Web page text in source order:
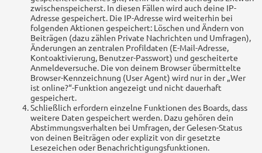
zwischenspeicherst. In diesen Fällen wird auch deine IP-
Adresse gespeichert. Die IP-Adresse wird weiterhin bei
folgenden Aktionen gespeichert: Löschen und Ändern von
Beiträgen (dazu zählen Private Nachrichten und Umfragen),
Änderungen an zentralen Profildaten (E-Mail-Adresse,
Kontoaktivierung, Benutzer-Passwort) und gescheiterte
Anmeldeversuche. Die von deinem Browser übermittelte
Browser-Kennzeichnung (User Agent) wird nur in der „Wer
ist online?“-Funktion angezeigt und nicht dauerhaft
gespeichert.
Schließlich erfordern einzelne Funktionen des Boards, dass
weitere Daten gespeichert werden. Dazu gehören dein
Abstimmungsverhalten bei Umfragen, der Gelesen-Status
von deinen Beiträgen oder explizit von dir gesetzte
Lesezeichen oder Benachrichtigungsfunktionen.